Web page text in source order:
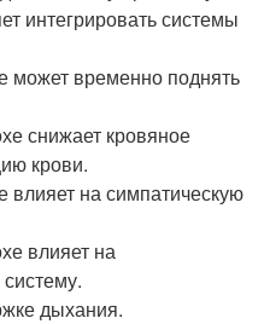
интегрировать системы
может временно поднять
снижает кровяное
крови.
влияет на симпатическую
влияет на
дыхания.